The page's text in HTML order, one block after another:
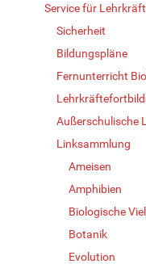
Service für
Sicherheit
Bildungspläne
Fernunterricht
Außerschulische
Linksammlung
Ameisen
Amphibien
Biologische
Botanik
Evolution